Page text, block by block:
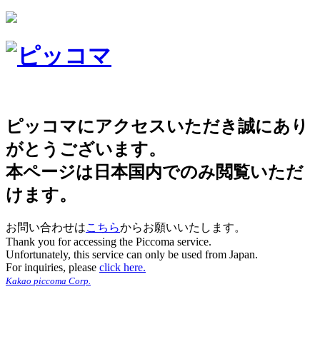
ピッコマにアクセスいただき誠にあり
がとうございます。
本ページは日本国内でのみ閲覧いただ
けます。
お問い合わせはこちらからお願いいたします。
Thank you for accessing the Piccoma service.
Unfortunately, this service can only be used from Japan.
For inquiries, please click here.
Kakao piccoma Corp.